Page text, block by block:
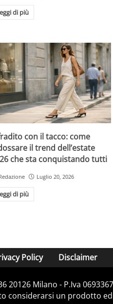
di più
con il tacco: come
il trend dell’estate
che sta conquistando tutti
Luglio 20, 2026
di più
Policy Disclaimer
Milano - P.Iva
un prodotto